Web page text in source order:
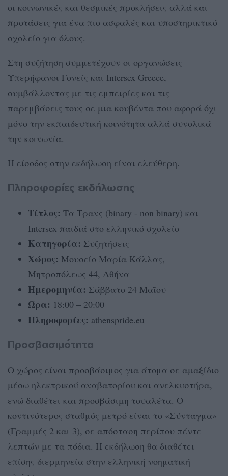
οι κοινωνικές και θεσμικές προκλήσεις αλλά και
προτάσεις για ένα πιο ασφαλές και υποστηρικτικό
σχολείο για όλους.
Στη συζήτηση συμμετέχουν οι οργανώσεις
Υπερήφανοι Γονείς και Intersex Greece,
συμβάλλοντας με τις εμπειρίες και τις
παρεμβάσεις τους σε μια κουβέντα που αφορά όχι
μόνο την εκπαιδευτική κοινότητα αλλά συνολικά
την κοινωνία.
Η είσοδος στην εκδήλωση είναι ελεύθερη.
Πληροφορίες εκδήλωσης
Τίτλος: Τα Τρανς (binary - non binary) και
Intersex παιδιά στο ελληνικό σχολείο
Κατηγορία: Συζητήσεις
Χώρος: Μουσείο Μαρία Κάλλας,
Μητροπόλεως 44, Αθήνα
Ημερομηνία: Σάββατο 24 Μαΐου
Ώρα: 18:00 – 20:00
Πληροφορίες: athenspride.eu
Προσβασιμότητα
Ο χώρος είναι προσβάσιμος για άτομα σε αμαξίδιο
μέσω ηλεκτρικού αναβατορίου και ανελκυστήρα,
ενώ διαθέτει και προσβάσιμη τουαλέτα. Ο
κοντινότερος σταθμός μετρό είναι το «Σύνταγμα»
(Γραμμές 2 και 3), σε απόσταση περίπου πέντε
λεπτών με τα πόδια. Η εκδήλωση θα διαθέτει
επίσης διερμηνεία στην ελληνική νοηματική